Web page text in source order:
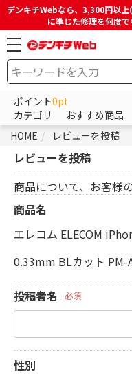
デンキチWebなら、3,300円以
に準じた修理を何度で
ポイント0pt
カテゴリ
おすすめ商品
HOME
レビューを投稿
レビューを投稿
商品について、お客様
商品名
エレコム ELECOM
0.33mm BLカット PM-
投稿者名 必須
性別